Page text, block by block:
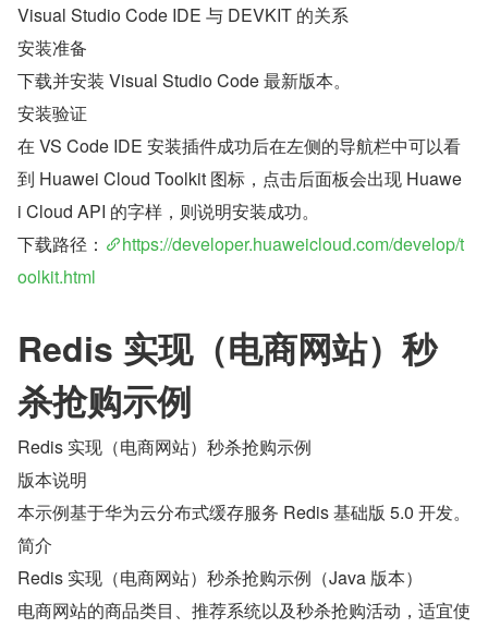
Visual Studio Code IDE 与 DEVKIT 的关系
安装准备
下载并安装 Visual Studio Code 最新版本。
安装验证
在 VS Code IDE 安装插件成功后在左侧的导航栏中可以看
到 Huawei Cloud Toolkit 图标，点击后面板会出现 Huawe
i Cloud API 的字样，则说明安装成功。
下载路径：
https://developer.huaweicloud.com/develop/t
oolkit.html
Redis 实现（电商网站）秒
杀抢购示例
Redis 实现（电商网站）秒杀抢购示例
版本说明
本示例基于华为云分布式缓存服务 Redis 基础版 5.0 开发。
简介
Redis 实现（电商网站）秒杀抢购示例（Java 版本）
电商网站的商品类目、推荐系统以及秒杀抢购活动，适宜使